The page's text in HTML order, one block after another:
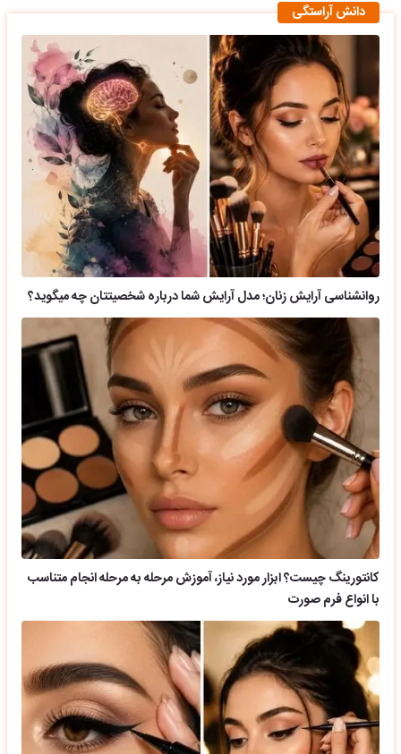
دانش آراستگی
روانشناسی آرایش زنان؛ مدل آرایش شما درباره شخصیتتان چه میگوید؟
کانتورینگ چیست؟ ابزار مورد نیاز، آموزش مرحله به مرحله انجام متناسب
با انواع فرم صورت